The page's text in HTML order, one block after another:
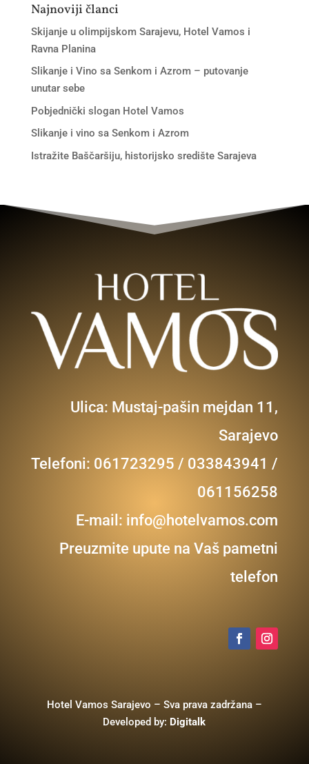
Najnoviji članci
Skijanje u olimpijskom Sarajevu, Hotel Vamos i
Ravna Planina
Slikanje i Vino sa Senkom i Azrom – putovanje
unutar sebe
Pobjednički slogan Hotel Vamos
Slikanje i vino sa Senkom i Azrom
Istražite Baščaršiju, historijsko središte Sarajeva
Ulica: Mustaj-pašin mejdan 11,
Sarajevo
Telefoni: 061723295 / 033843941 /
061156258
E-mail: info@hotelvamos.com
Preuzmite upute na Vaš pametni
telefon
Hotel Vamos Sarajevo – Sva prava zadržana –
Developed by: Digitalk